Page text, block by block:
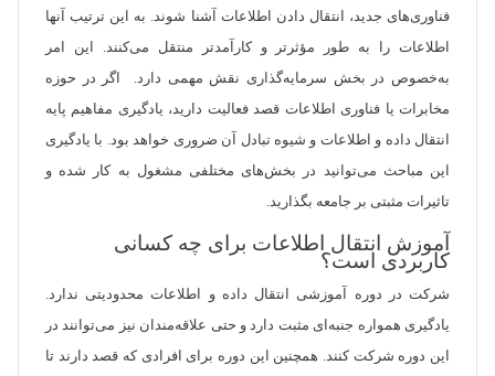
فناوری‌های جدید، انتقال دادن اطلاعات آشنا شوند. به این ترتیب آنها
اطلاعات را به طور مؤثرتر و کارآمدتر منتقل می‌کنند. این امر
به‌خصوص در بخش سرمایه‌گذاری نقش مهمی دارد. اگر در حوزه
مخابرات یا فناوری اطلاعات قصد فعالیت دارید، یادگیری مفاهیم پایه
انتقال داده و اطلاعات و شیوه تبادل آن ضروری خواهد بود. با یادگیری
این مباحث می‌توانید در بخش‌های مختلفی مشغول به کار شده و
تاثیرات مثبتی بر جامعه بگذارید.
آموزش انتقال اطلاعات برای چه کسانی
کاربردی است؟
شرکت در دوره آموزشی انتقال داده و اطلاعات محدودیتی ندارد.
یادگیری همواره جنبه‌ای مثبت دارد و حتی علاقه‌مندان نیز می‌توانند در
این دوره شرکت کنند. همچنین این دوره برای افرادی که قصد دارند تا